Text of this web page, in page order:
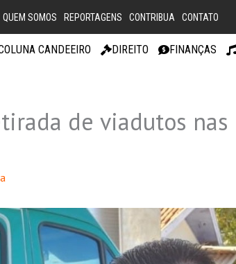
QUEM SOMOS REPORTAGENS CONTRIBUA CONTATO
CANDEEIRO DIREITO FINANÇAS
de viadutos nas